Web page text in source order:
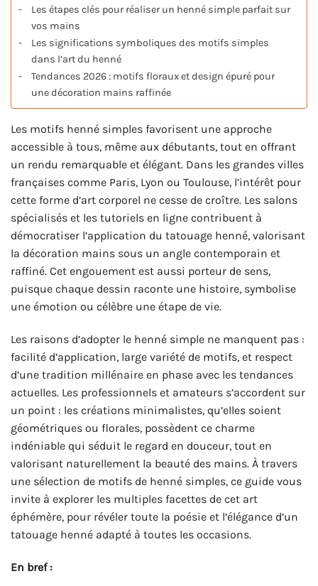
Les étapes clés pour réaliser un henné simple parfait sur
vos mains
Les significations symboliques des motifs simples
dans l’art du henné
Tendances 2026 : motifs floraux et design épuré pour
une décoration mains raffinée
Les motifs henné simples favorisent une approche
accessible à tous, même aux débutants, tout en offrant
un rendu remarquable et élégant. Dans les grandes villes
françaises comme Paris, Lyon ou Toulouse, l’intérêt pour
cette forme d’art corporel ne cesse de croître. Les salons
spécialisés et les tutoriels en ligne contribuent à
démocratiser l’application du tatouage henné, valorisant
la décoration mains sous un angle contemporain et
raffiné. Cet engouement est aussi porteur de sens,
puisque chaque dessin raconte une histoire, symbolise
une émotion ou célèbre une étape de vie.
Les raisons d’adopter le henné simple ne manquent pas :
facilité d’application, large variété de motifs, et respect
d’une tradition millénaire en phase avec les tendances
actuelles. Les professionnels et amateurs s’accordent sur
un point : les créations minimalistes, qu’elles soient
géométriques ou florales, possèdent ce charme
indéniable qui séduit le regard en douceur, tout en
valorisant naturellement la beauté des mains. À travers
une sélection de motifs de henné simples, ce guide vous
invite à explorer les multiples facettes de cet art
éphémère, pour révéler toute la poésie et l’élégance d’un
tatouage henné adapté à toutes les occasions.
En bref :